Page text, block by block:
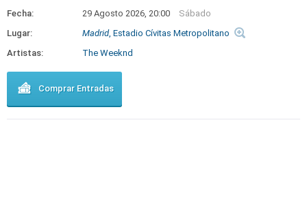
Fecha: 29 Agosto 2026, 20:00
Sábado
Lugar:
Madrid, Estadio Cívitas Metropolitano
Artistas:
The Weeknd
Comprar Entradas